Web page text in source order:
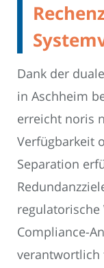
Dank der
in Aschheim
erreicht noris
Verfügbarkeit
Separation
Compliance-
verantwortlich